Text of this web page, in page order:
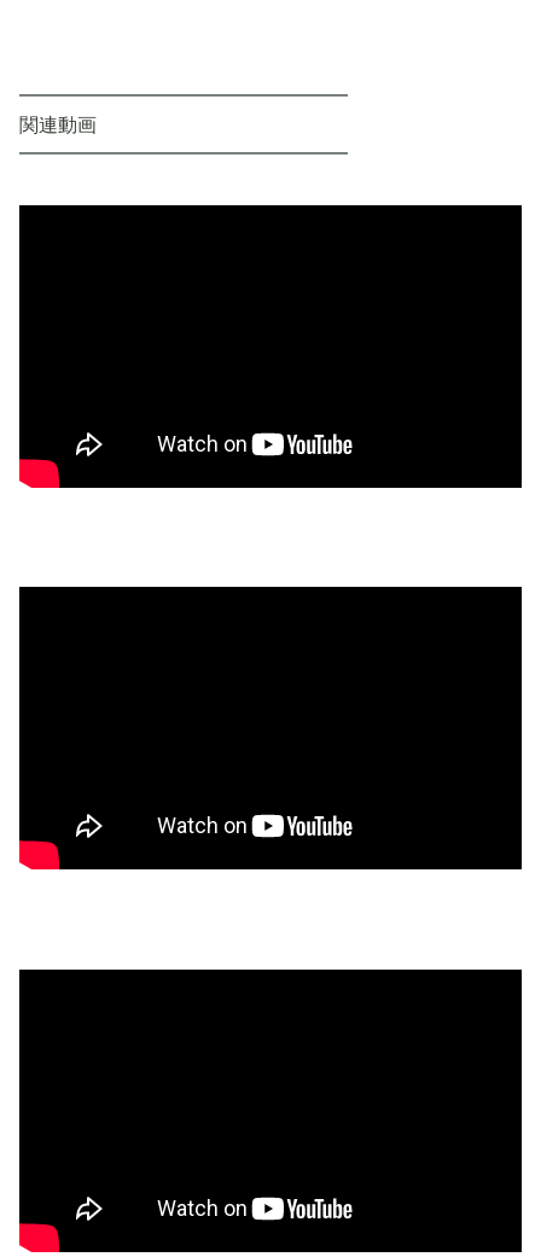
━━━━━━━━━━━━━━━━━
関連動画
━━━━━━━━━━━━━━━━━